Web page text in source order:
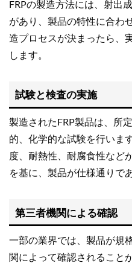
FRPの製造方法には、射出
があり、製品の特性に合わ
造プロセスが決まったら、
します。
試験と検査の実施
製造されたFRP製品は、所
的、化学的な試験を行いま
度、耐熱性、耐腐食性など
を基に、製品が仕様通りで
第三者機関による確認
一部の業界では、製品が規
関によって確認されること